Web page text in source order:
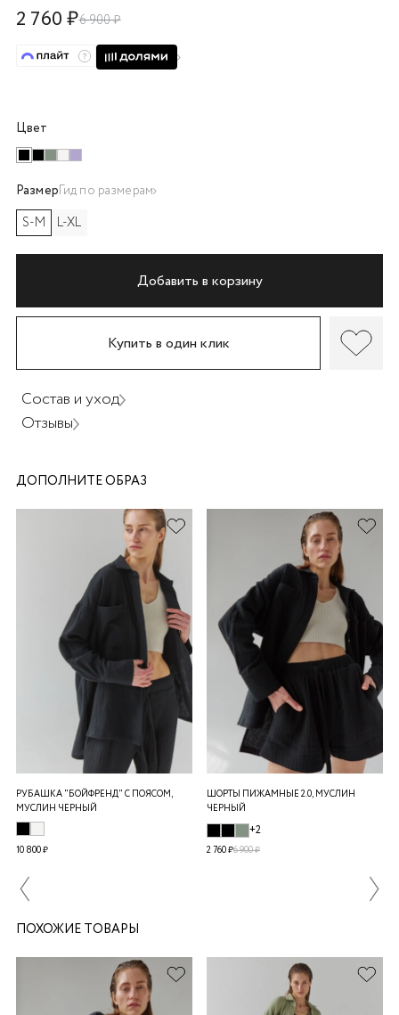
2 760 ₽6 900 ₽
Цвет
РазмерГид по размерам
S-M
L-XL
Добавить в корзину
Купить в один клик
Состав и уход
Отзывы
Остались вопросы?
ДОПОЛНИТЕ ОБРАЗ
РУБАШКА "БОЙФРЕНД" С ПОЯСОМ,
МУСЛИН ЧЕРНЫЙ
10 800 ₽
ШОРТЫ ПИЖАМНЫЕ 2.0, МУСЛИН
ЧЕРНЫЙ
+2
2 760 ₽6 900 ₽
ПОХОЖИЕ ТОВАРЫ